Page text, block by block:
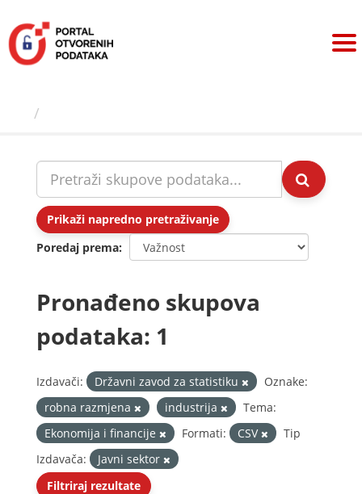
sadržaj
Prikaži napredno pretraživanje
Poredaj prema
Pronađeno skupova
podataka: 1
Izdavači: Državni zavod za statistiku
Oznake:
robna razmjena
industrija
Tema:
Ekonomija i financije
Formati: CSV
Tip
Izdavača:
Javni sektor
Filtriraj rezultate